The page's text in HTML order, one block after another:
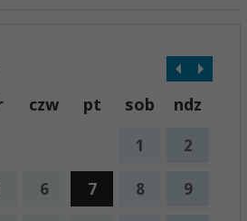
czw pt sob ndz
1 2
6 7 8 9